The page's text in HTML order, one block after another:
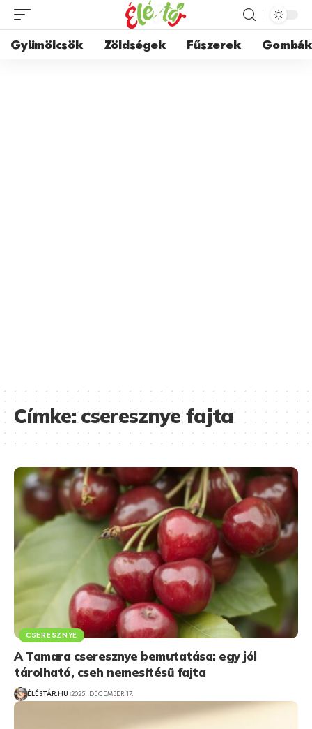
Gyümölcsök Zöldségek Fűszerek Gombák
Címke:cseresznye fajta
CSERESZNYE
A Tamara cseresznye bemutatása: egy jól
tárolható, cseh nemesítésű fajta
ÉLÉSTÁR.HU 2025. DECEMBER 17.